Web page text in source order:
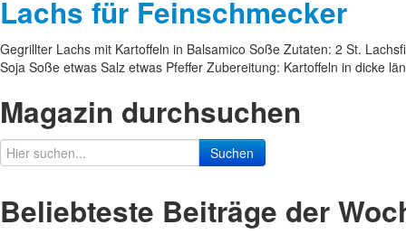
Lachs für Feinschmecker
Gegrillter Lachs mit Kartoffeln in Balsamico Soße Zutaten: 2 St.
Soja Soße etwas Salz etwas Pfeffer Zubereitung: Kartoffeln in dicke
Magazin durchsuchen
Suchen
Beliebteste Beiträge der